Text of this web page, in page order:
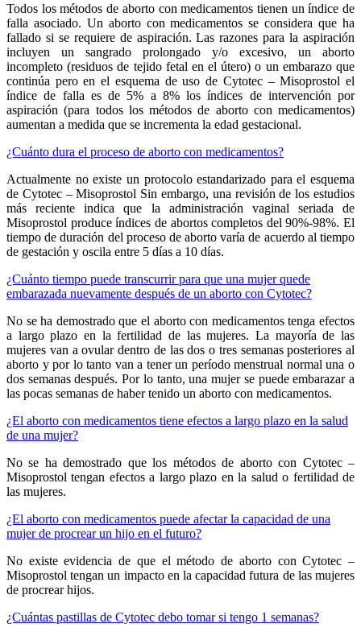
Todos los métodos de aborto con medicamentos tienen un índice de
falla asociado. Un aborto con medicamentos se considera que ha
fallado si se requiere de aspiración. Las razones para la aspiración
incluyen un sangrado prolongado y/o excesivo, un aborto
incompleto (residuos de tejido fetal en el útero) o un embarazo que
continúa pero en el esquema de uso de Cytotec – Misoprostol el
índice de falla es de 5% a 8% los índices de intervención por
aspiración (para todos los métodos de aborto con medicamentos)
aumentan a medida que se incrementa la edad gestacional.
¿Cuánto dura el proceso de aborto con medicamentos?
Actualmente no existe un protocolo estandarizado para el esquema
de Cytotec – Misoprostol Sin embargo, una revisión de los estudios
más reciente indica que la administración vaginal seriada de
Misoprostol produce índices de abortos completos del 90%-98%. El
tiempo de duración del proceso de aborto varía de acuerdo al tiempo
de gestación y oscila entre 5 días a 10 días.
¿Cuánto tiempo puede transcurrir para que una mujer quede
embarazada nuevamente después de un aborto con Cytotec?
No se ha demostrado que el aborto con medicamentos tenga efectos
a largo plazo en la fertilidad de las mujeres. La mayoría de las
mujeres van a ovular dentro de las dos o tres semanas posteriores al
aborto y por lo tanto van a tener un período menstrual normal una o
dos semanas después. Por lo tanto, una mujer se puede embarazar a
las pocas semanas de haber tenido un aborto con medicamentos.
¿El aborto con medicamentos tiene efectos a largo plazo en la salud
de una mujer?
No se ha demostrado que los métodos de aborto con Cytotec –
Misoprostol tengan efectos a largo plazo en la salud o fertilidad de
las mujeres.
¿El aborto con medicamentos puede afectar la capacidad de una
mujer de procrear un hijo en el futuro?
No existe evidencia de que el método de aborto con Cytotec –
Misoprostol tengan un impacto en la capacidad futura de las mujeres
de procrear hijos.
¿Cuántas pastillas de Cytotec debo tomar si tengo 1 semanas?